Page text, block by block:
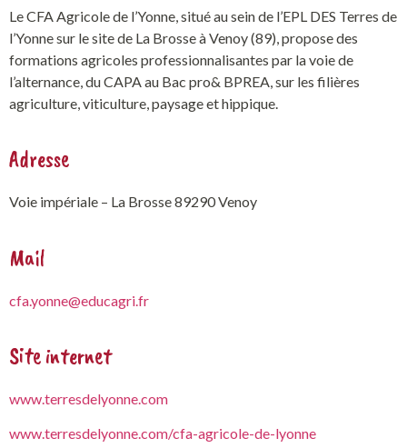
Le CFA Agricole de l’Yonne, situé au sein de l’EPL DES Terres de
l’Yonne sur le site de La Brosse à Venoy (89), propose des
formations agricoles professionnalisantes par la voie de
l’alternance, du CAPA au Bac pro& BPREA, sur les filières
agriculture, viticulture, paysage et hippique.
Adresse
Voie impériale – La Brosse 89290 Venoy
Mail
cfa.yonne@educagri.fr
Site internet
www.terresdelyonne.com
www.terresdelyonne.com/cfa-agricole-de-lyonne